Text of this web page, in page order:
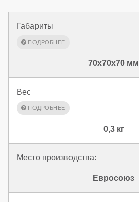
Габариты
70x70x70 мм
Вес
0,3 кг
Место производства:
Евросоюз